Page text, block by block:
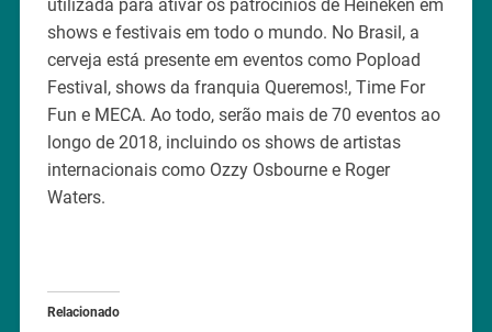
utilizada para ativar os patrocínios de Heineken em
shows e festivais em todo o mundo. No Brasil, a
cerveja está presente em eventos como Popload
Festival, shows da franquia Queremos!, Time For
Fun e MECA. Ao todo, serão mais de 70 eventos ao
longo de 2018, incluindo os shows de artistas
internacionais como Ozzy Osbourne e Roger
Waters.
Relacionado